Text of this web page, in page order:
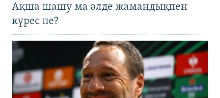
Ақша шашу ма әлде жамандықпен
күрес пе?